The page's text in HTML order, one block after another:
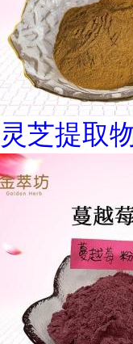
灵芝提取